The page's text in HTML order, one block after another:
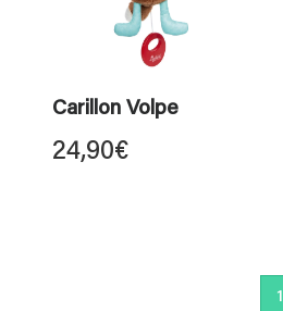
Carillon Volpe
24,90€
1